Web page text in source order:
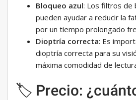
Bloqueo azul: Los filtros de
pueden ayudar a reducir la
por un tiempo prolongado
Dioptría correcta: Es
dioptría correcta para su
máxima comodidad de
🏷️ Precio: